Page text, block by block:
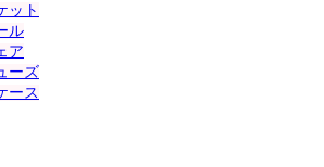
ット
ル
ア
ーズ
ース